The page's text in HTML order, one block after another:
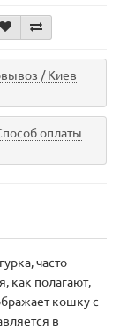
/ Киев
оплаты
часто
как полагают,
кошку с
в